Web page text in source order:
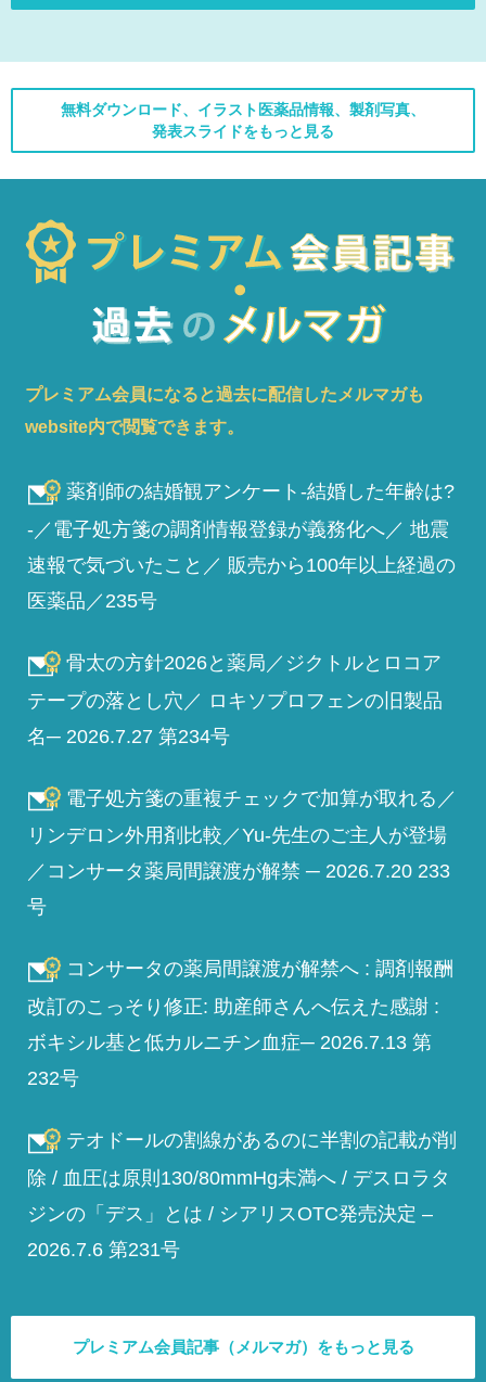
無料ダウンロード、イラスト医薬品情報、製剤写真、
発表スライドをもっと見る
プレミアム会員になると過去に配信したメルマガも
website内で閲覧できます。
薬剤師の結婚観アンケート-結婚した年齢は?
-／電子処方箋の調剤情報登録が義務化へ／ 地震
速報で気づいたこと／ 販売から100年以上経過の
医薬品／235号
骨太の方針2026と薬局／ジクトルとロコア
テープの落とし穴／ ロキソプロフェンの旧製品
名─ 2026.7.27 第234号
電子処方箋の重複チェックで加算が取れる／
リンデロン外用剤比較／Yu-先生のご主人が登場
／コンサータ薬局間譲渡が解禁 ─ 2026.7.20 233
号
コンサータの薬局間譲渡が解禁へ : 調剤報酬
改訂のこっそり修正: 助産師さんへ伝えた感謝 :
ボキシル基と低カルニチン血症─ 2026.7.13 第
232号
テオドールの割線があるのに半割の記載が削
除 / 血圧は原則130/80mmHg未満へ / デスロラタ
ジンの「デス」とは / シアリスOTC発売決定 –
2026.7.6 第231号
プレミアム会員記事（メルマガ）をもっと見る